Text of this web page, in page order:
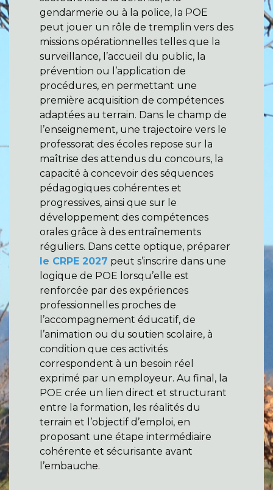
gendarmerie ou à la police, la POE
peut jouer un rôle de tremplin vers des
missions opérationnelles telles que la
surveillance, l’accueil du public, la
prévention ou l’application de
procédures, en permettant une
première acquisition de compétences
adaptées au terrain. Dans le champ de
l’enseignement, une trajectoire vers le
professorat des écoles repose sur la
maîtrise des attendus du concours, la
capacité à concevoir des séquences
pédagogiques cohérentes et
progressives, ainsi que sur le
développement des compétences
orales grâce à des entraînements
réguliers. Dans cette optique, préparer
le CRPE 2027 peut s’inscrire dans une
logique de POE lorsqu’elle est
renforcée par des expériences
professionnelles proches de
l’accompagnement éducatif, de
l’animation ou du soutien scolaire, à
condition que ces activités
correspondent à un besoin réel
exprimé par un employeur. Au final, la
POE crée un lien direct et structurant
entre la formation, les réalités du
terrain et l’objectif d’emploi, en
proposant une étape intermédiaire
cohérente et sécurisante avant
l’embauche.